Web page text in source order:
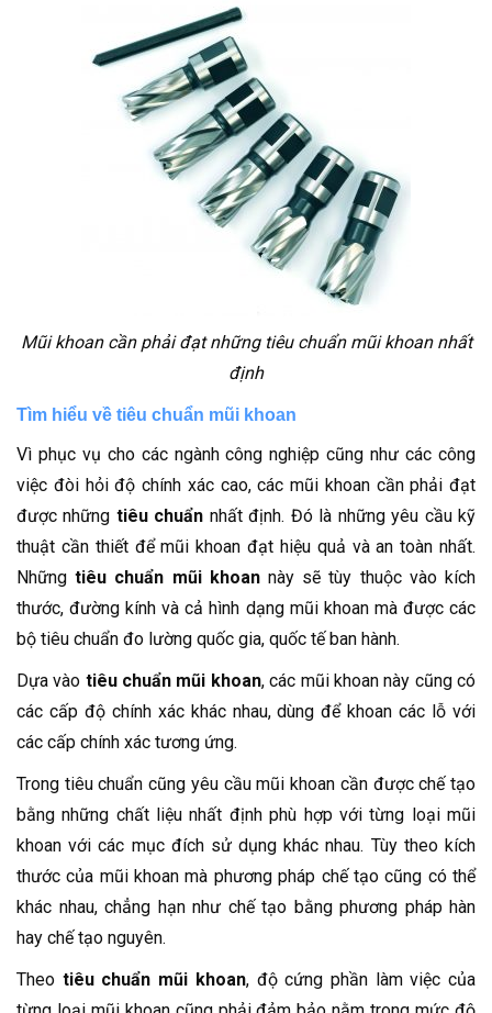
Mũi khoan cần phải đạt những tiêu chuẩn mũi khoan nhất
định
Tìm hiểu về tiêu chuẩn mũi khoan
Vì phục vụ cho các ngành công nghiệp cũng như các công
việc đòi hỏi độ chính xác cao, các mũi khoan cần phải đạt
được những tiêu chuẩn nhất định. Đó là những yêu cầu kỹ
thuật cần thiết để mũi khoan đạt hiệu quả và an toàn nhất.
Nhữngtiêu chuẩn mũi khoannày sẽ tùy thuộc vào kích
thước, đường kính và cả hình dạng mũi khoan mà được các
bộ tiêu chuẩn đo lường quốc gia, quốc tế ban hành.
Dựa vào tiêu chuẩn mũi khoan, các mũi khoan này cũng có
các cấp độ chính xác khác nhau, dùng để khoan các lỗ với
các cấp chính xác tương ứng.
Trong tiêu chuẩn cũng yêu cầu mũi khoan cần được chế tạo
bằng những chất liệu nhất định phù hợp với từng loại mũi
khoan với các mục đích sử dụng khác nhau. Tùy theo kích
thước của mũi khoan mà phương pháp chế tạo cũng có thể
khác nhau, chẳng hạn như chế tạo bằng phương pháp hàn
hay chế tạo nguyên.
Theo tiêu chuẩn mũi khoan, độ cứng phần làm việc của